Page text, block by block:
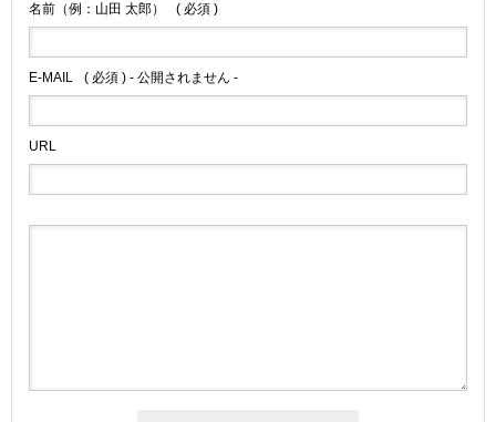
名前（例：山田 太郎） ( 必須 )
E-MAIL ( 必須 ) - 公開されません -
URL